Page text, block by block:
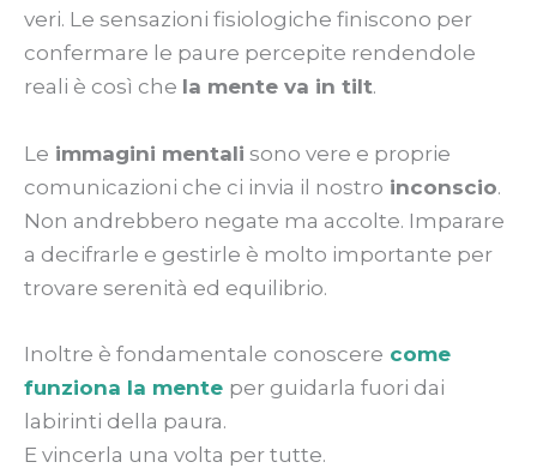
veri. Le sensazioni fisiologiche finiscono per
confermare le paure percepite rendendole
reali è così che la mente va in tilt.
Le immagini mentali sono vere e proprie
comunicazioni che ci invia il nostro inconscio.
Non andrebbero negate ma accolte. Imparare
a decifrarle e gestirle è molto importante per
trovare serenità ed equilibrio.
Inoltre è fondamentale conoscere come
funziona la mente per guidarla fuori dai
labirinti della paura.
E vincerla una volta per tutte.